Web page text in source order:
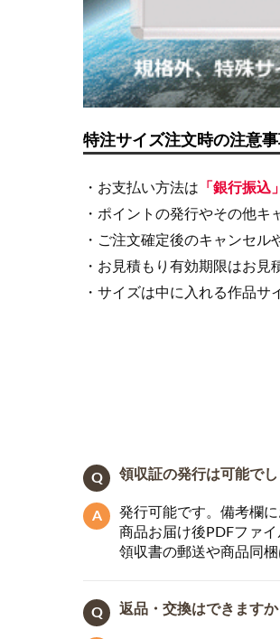
特注サイズ注文時の注意
・お支払い方法は 「銀行振込
・ポイントの発行やその他キ
・ご注文確定後のキャンセル
・お見積もり有効期限はお見
・サイズは中に入れる作品サ
領収証の発行は可能でし
発行可能です。備考欄
商品お届け後PDFファ
領収書の郵送や商品同梱
返品・交換はできますか